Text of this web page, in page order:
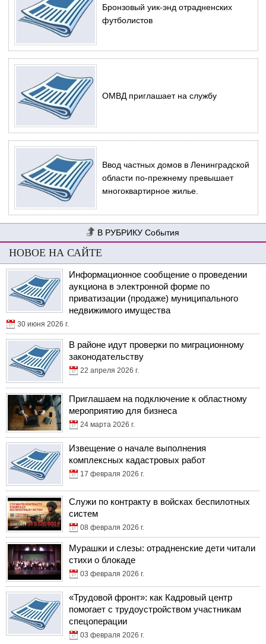
Бронзовый уик-энд отрадненских
футболистов
ОМВД приглашает на службу
Ввод частных домов в Ленинградской
области по-прежнему превышает
многоквартирное жилье.
События
НОВОЕ НА САЙТЕ
Информационное сообщение о проведении
аукциона в электронной форме по
приватизации (продаже) муниципального
недвижимого имущества
30 июня 2026 г.
В районе идут проверки по миграционному
законодательству
22 апреля 2026 г.
Приглашаем на подключение к областному
мероприятию для бизнеса
24 марта 2026 г.
Извещение о начале выполнения
комплексных кадастровых работ
17 февраля 2026 г.
Служи по контракту в войсках беспилотных
систем
08 февраля 2026 г.
Мурашки и слезы: отрадненские дети читали
стихи о блокаде
03 февраля 2026 г.
«Трудовой фронт»: как Кадровый центр
помогает с трудоустройством участникам
спецоперации
03 февраля 2026 г.